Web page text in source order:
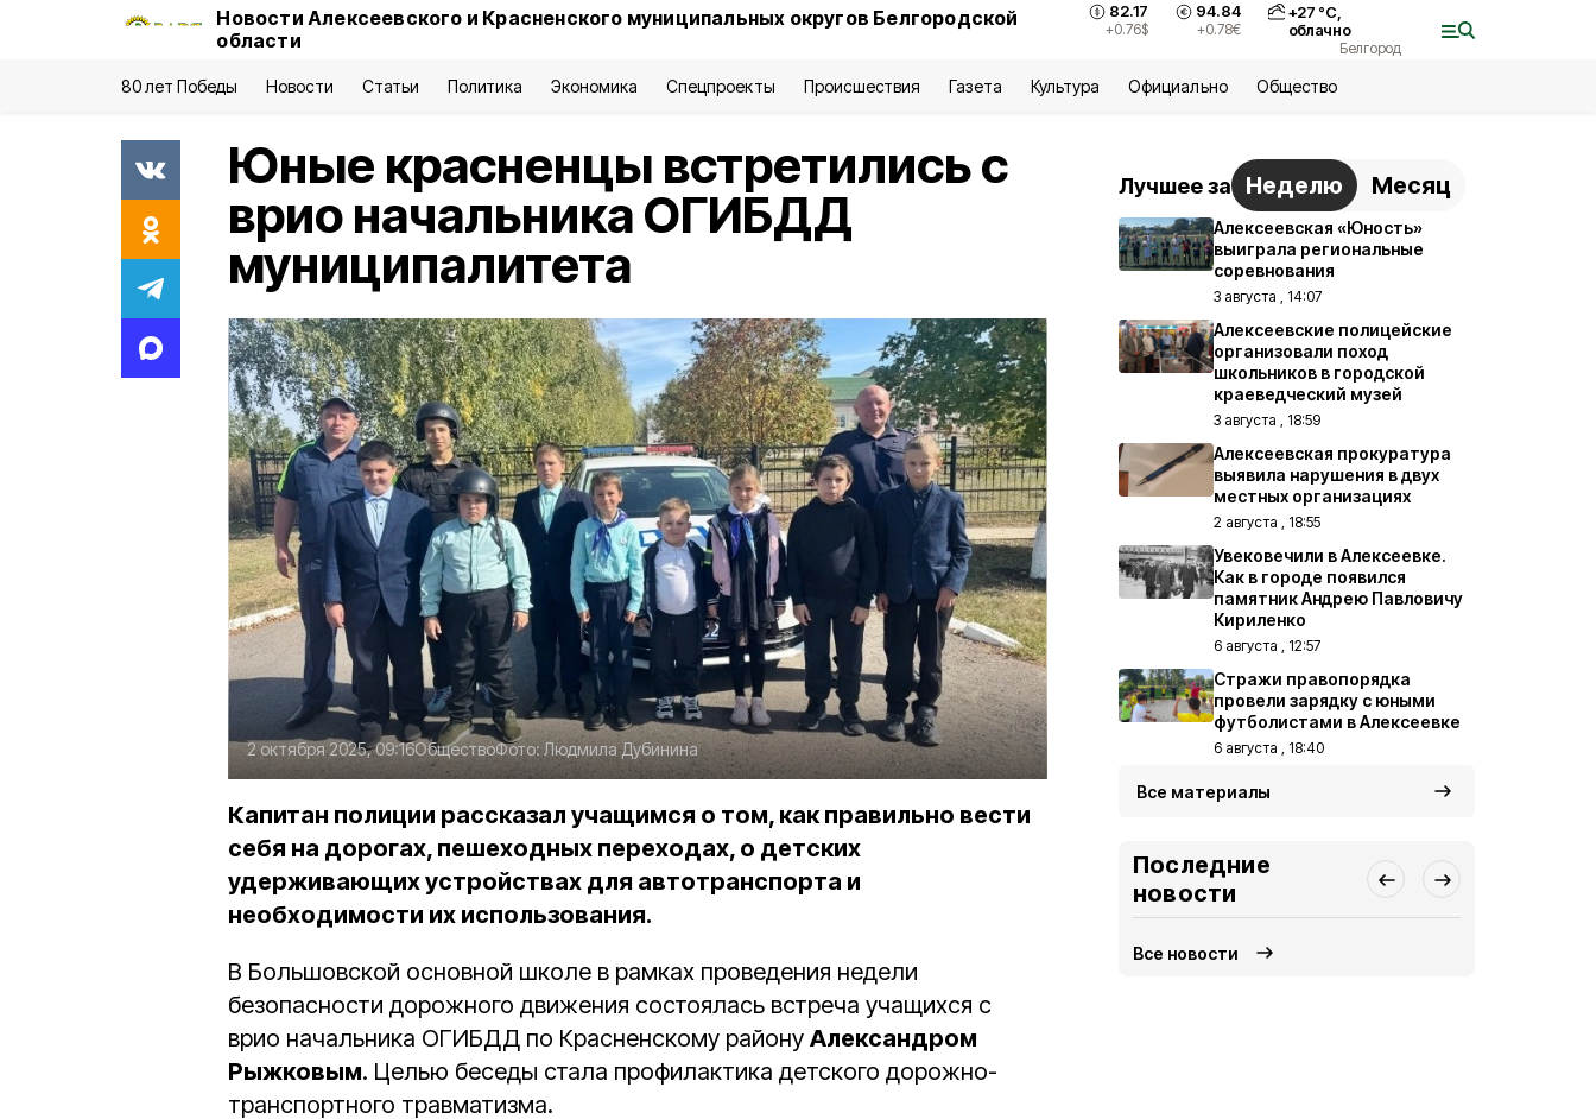
Новости Алексеевского и Красненского муниципальных округов Белгородской
области
82.17
+0.76$
94.84
+0.78€
+27 °С,
облачно
Белгород
80 лет Победы Новости Статьи Политика Экономика Спецпроекты Происшествия Газета Культура Официально Общество
Юные красненцы встретились с
врио начальника ОГИБДД
муниципалитета
2 октября 2025, 09:16ОбществоФото: Людмила Дубинина
Капитан полиции рассказал учащимся о том, как правильно вести
себя на дорогах, пешеходных переходах, о детских
удерживающих устройствах для автотранспорта и
необходимости их использования.
В Большовской основной школе в рамках проведения недели
безопасности дорожного движения состоялась встреча учащихся с
врио начальника ОГИБДД по Красненскому району Александром
Рыжковым. Целью беседы стала профилактика детского дорожно-
транспортного травматизма.
Лучшее за Неделю Месяц
Алексеевская «Юность»
выиграла региональные
соревнования
3 августа , 14:07
Алексеевские полицейские
организовали поход
школьников в городской
краеведческий музей
3 августа , 18:59
Алексеевская прокуратура
выявила нарушения в двух
местных организациях
2 августа , 18:55
Увековечили в Алексеевке.
Как в городе появился
памятник Андрею Павловичу
Кириленко
6 августа , 12:57
Стражи правопорядка
провели зарядку с юными
футболистами в Алексеевке
6 августа , 18:40
Все материалы
Последние
новости
Все новости